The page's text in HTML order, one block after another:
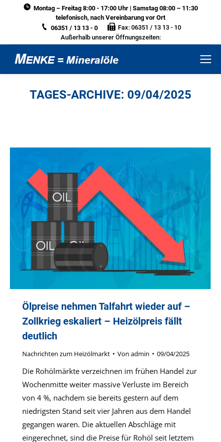
Montag – Freitag 8:00 - 17:00 Uhr | Samstag 08:00 – 11:30
telefonisch, nach Vereinbarung vor Ort
06351 / 13 13 - 0
Fax: 06351 / 13 13 - 10
Außerhalb unserer Öffnungszeiten:
TAGES-ARCHIVE: 09/04/2025
Ölpreise nehmen Talfahrt wieder auf –
Zollkrieg eskaliert – Heizölpreis fällt
deutlich
Nachrichten zum Heizölmarkt Von admin 09/04/2025
Die Rohölmärkte verzeichnen im frühen Handel zur
Wochenmitte weiter massive Verluste im Bereich
von 4 %, nachdem sie bereits gestern auf dem
niedrigsten Stand seit vier Jahren aus dem Handel
gegangen waren. Die aktuellen Abschläge mit
eingerechnet, sind die Preise für Rohöl seit letztem